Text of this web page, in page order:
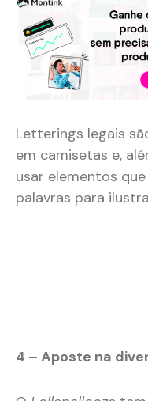
Letterings legais
em camisetas e,
usar elementos
palavras para
4 – Aposte na